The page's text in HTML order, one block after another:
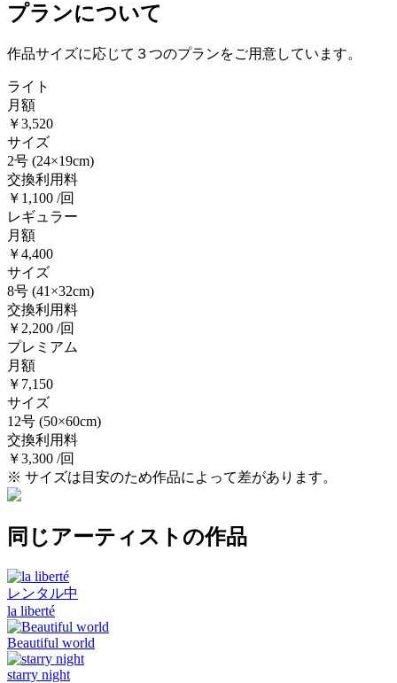
プランについて
作品サイズに応じて３つのプランをご用意しています。
ライト
月額
￥3,520
サイズ
2号 (24×19cm)
交換利用料
￥1,100 /回
レギュラー
月額
￥4,400
サイズ
8号 (41×32cm)
交換利用料
￥2,200 /回
プレミアム
月額
￥7,150
サイズ
12号 (50×60cm)
交換利用料
￥3,300 /回
※ サイズは目安のため作品によって差があります。
同じアーティストの作品
レンタル中
la liberté
Beautiful world
starry night